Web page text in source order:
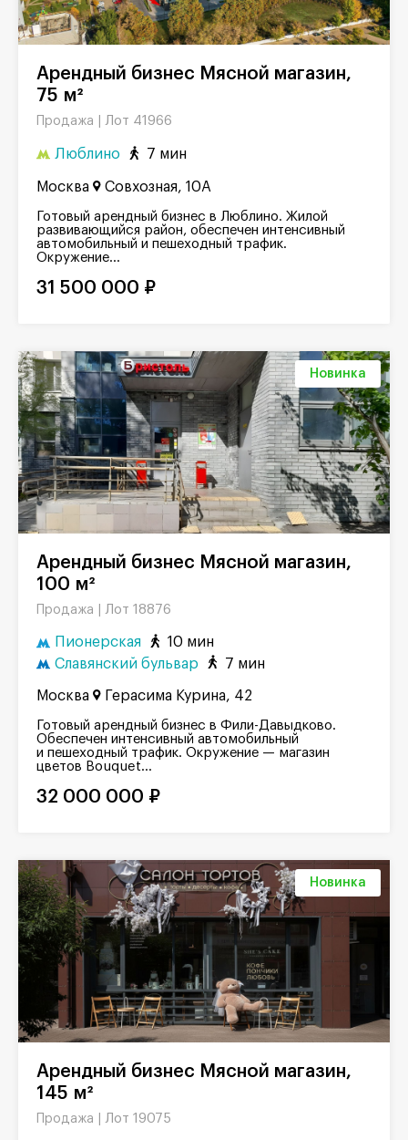
Арендный бизнес Мясной магазин,
75 м²
Продажа | Лот 41966
Люблино 7 мин
Москва Совхозная, 10А
Готовый арендный бизнес в Люблино. Жилой
развивающийся район, обеспечен интенсивный
автомобильный и пешеходный трафик.
Окружение...
31 500 000 ₽
Новинка
Арендный бизнес Мясной магазин,
100 м²
Продажа | Лот 18876
Пионерская
10 мин
Славянский бульвар
7 мин
Москва Герасима Курина, 42
Готовый арендный бизнес в Фили-Давыдково.
Обеспечен интенсивный автомобильный
и пешеходный трафик. Окружение — магазин
цветов Bouquet...
32 000 000 ₽
Новинка
Арендный бизнес Мясной магазин,
145 м²
Продажа | Лот 19075